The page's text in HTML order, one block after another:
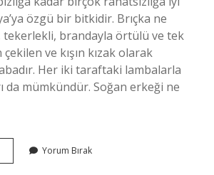
özgü bir bitkidir. Brıçka ne
tekerlekli, brandayla örtülü ve tek
ve kışın kızak olarak
Her iki taraftaki lambalarla
da mümkündür. Soğan erkeği ne
Yorum Bırak